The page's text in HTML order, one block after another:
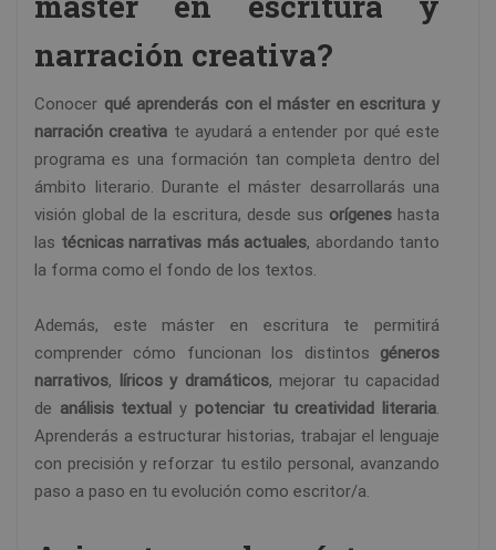
narración creativa?
Conocer qué aprenderás con el máster en escritura y
narración creativa te ayudará a entender por qué este
programa es una formación tan completa dentro del
ámbito literario. Durante el máster desarrollarás una
visión global de la escritura, desde sus orígeneshasta
las técnicas narrativas más actuales, abordando tanto
la forma como el fondo de los textos.
Además, este máster en escritura te permitirá
comprender cómo funcionan los distintos géneros
narrativos, líricos y dramáticos, mejorar tu capacidad
de análisis textual y potenciar tu creatividad literaria.
Aprenderás a estructurar historias, trabajar el lenguaje
con precisión y reforzar tu estilo personal, avanzando
paso a paso en tu evolución como escritor/a.